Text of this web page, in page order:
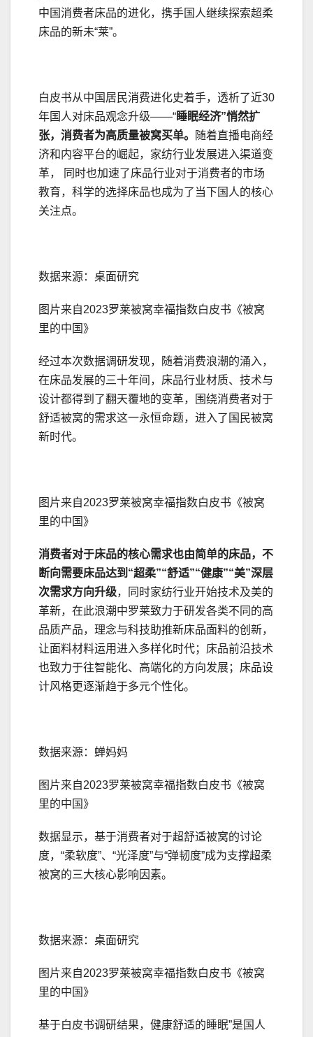
中国消费者床品的进化，携手国人继续探索超柔
床品的新未“莱”。
白皮书从中国居民消费进化史着手，透析了近30
年国人对床品观念升级——“睡眠经济”悄然扩
张， 消费者为高质量被窝买单。
随着直播电商经
济和内容平台的崛起，家纺行业发展进入渠道变
革， 同时也加速了床品行业对于消费者的市场
教育，科学的选择床品也成为了当下国人的核心
关注点。
数据来源：桌面研究
图片来自2023罗莱被窝幸福指数白皮书《被窝
里的中国》
经过本次数据调研发现，随着消费浪潮的涌入，
在床品发展的三十年间，床品行业材质、技术与
设计都得到了翻天覆地的变革，围绕消费者对于
舒适被窝的需求这一永恒命题，进入了国民被窝
新时代。
图片来自2023罗莱被窝幸福指数白皮书《被窝
里的中国》
消费者对于床品的核心需求也由简单的床品， 不
断向需要床品达到 “超柔”“舒适”“健康”“美”深层
次需求方向升级，同时家纺行业开始技术及美的
革新，在此浪潮中罗莱致力于研发各类不同的高
品质产品，理念与科技助推新床品面料的创新，
让面料材料运用进入多样化时代；床品前沿技术
也致力于往智能化、高端化的方向发展；床品设
计风格更逐渐趋于多元个性化。
数据来源：蝉妈妈
图片来自2023罗莱被窝幸福指数白皮书《被窝
里的中国》
数据显示，基于消费者对于超舒适被窝的讨论
度，“柔软度”、“光泽度”与“弹韧度”成为支撑超柔
被窝的三大核心影响因素。
数据来源：桌面研究
图片来自2023罗莱被窝幸福指数白皮书《被窝
里的中国》
基于白皮书调研结果，健康舒适的睡眠”是国人